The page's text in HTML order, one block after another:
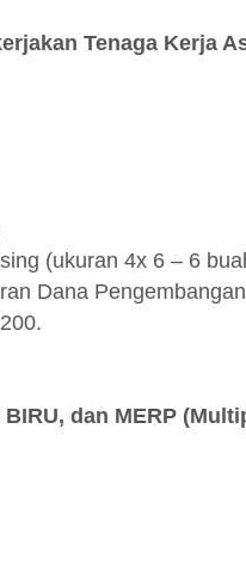
Tenaga Kerja
(ukuran 4x 6 – 6
Dana
BIRU, dan MERP